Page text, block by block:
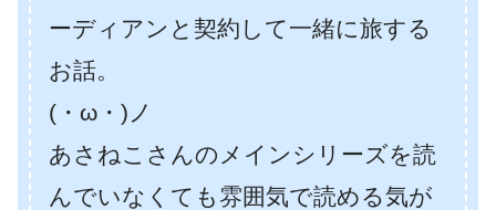
ーディアンと契約して一緒に旅する
お話。
(・ω・)ノ
あさねこさんのメインシリーズを読
んでいなくても雰囲気で読める気が